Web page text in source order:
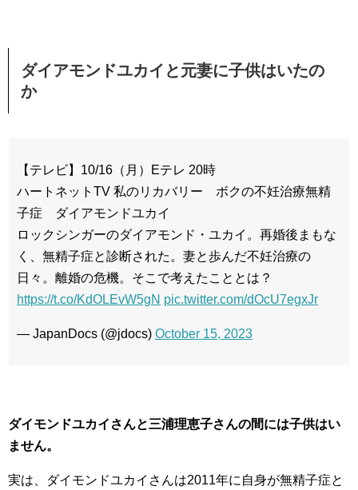
ダイアモンドユカイと元妻に子供はいたの
か
【テレビ】10/16（月）Eテレ 20時
ハートネットTV 私のリカバリー ボクの不妊治療無精
子症 ダイアモンドユカイ
ロックシンガーのダイアモンド・ユカイ。再婚後まもな
く、無精子症と診断された。妻と歩んだ不妊治療の
日々。離婚の危機。そこで考えたこととは？
https://t.co/KdOLEvW5gN pic.twitter.com/dOcU7egxJr
— JapanDocs (@jdocs) October 15, 2023
ダイモンドユカイさんと三浦理恵子さんの間には子供はい
ません。
実は、ダイモンドユカイさんは2011年に自身が無精子症と